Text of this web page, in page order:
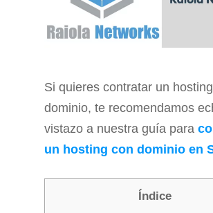
Si quieres contratar un
dominio, te recomendamos
vistazo a nuestra guía para
un hosting con dominio en
Índice